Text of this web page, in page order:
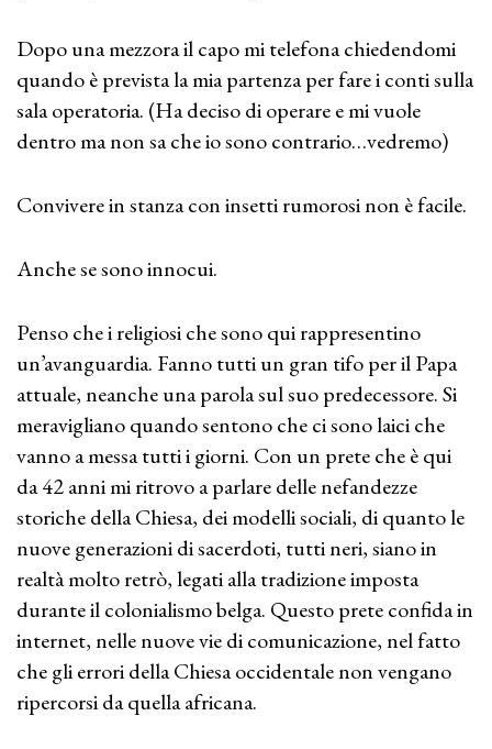
Dopo una mezzora il capo mi telefona chiedendomi
quando è prevista la mia partenza per fare i conti sulla
sala operatoria. (Ha deciso di operare e mi vuole
dentro ma non sa che io sono contrario…vedremo)
Convivere in stanza con insetti rumorosi non è facile.
Anche se sono innocui.
Penso che i religiosi che sono qui rappresentino
un’avanguardia. Fanno tutti un gran tifo per il Papa
attuale, neanche una parola sul suo predecessore. Si
meravigliano quando sentono che ci sono laici che
vanno a messa tutti i giorni. Con un prete che è qui
da 42 anni mi ritrovo a parlare delle nefandezze
storiche della Chiesa, dei modelli sociali, di quanto le
nuove generazioni di sacerdoti, tutti neri, siano in
realtà molto retrò, legati alla tradizione imposta
durante il colonialismo belga. Questo prete confida in
internet, nelle nuove vie di comunicazione, nel fatto
che gli errori della Chiesa occidentale non vengano
ripercorsi da quella africana.